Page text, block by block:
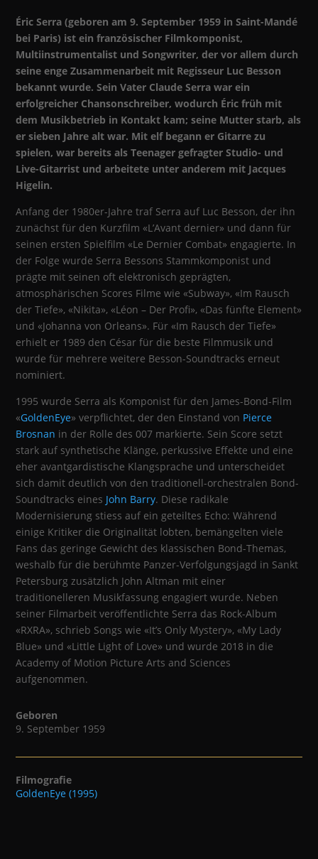
Éric Serra (geboren am 9. September 1959 in Saint-Mandé
bei Paris) ist ein französischer Filmkomponist,
Multiinstrumentalist und Songwriter, der vor allem durch
seine enge Zusammenarbeit mit Regisseur Luc Besson
bekannt wurde. Sein Vater Claude Serra war ein
erfolgreicher Chansonschreiber, wodurch Éric früh mit
dem Musikbetrieb in Kontakt kam; seine Mutter starb, als
er sieben Jahre alt war. Mit elf begann er Gitarre zu
spielen, war bereits als Teenager gefragter Studio- und
Live-Gitarrist und arbeitete unter anderem mit Jacques
Higelin.
Anfang der 1980er-Jahre traf Serra auf Luc Besson, der ihn
zunächst für den Kurzfilm «L’Avant dernier» und dann für
seinen ersten Spielfilm «Le Dernier Combat» engagierte. In
der Folge wurde Serra Bessons Stammkomponist und
prägte mit seinen oft elektronisch geprägten,
atmosphärischen Scores Filme wie «Subway», «Im Rausch
der Tiefe», «Nikita», «Léon – Der Profi», «Das fünfte Element»
und «Johanna von Orleans». Für «Im Rausch der Tiefe»
erhielt er 1989 den César für die beste Filmmusik und
wurde für mehrere weitere Besson-Soundtracks erneut
nominiert.
1995 wurde Serra als Komponist für den James-Bond-Film
«GoldenEye» verpflichtet, der den Einstand von Pierce
Brosnan in der Rolle des 007 markierte. Sein Score setzt
stark auf synthetische Klänge, perkussive Effekte und eine
eher avantgardistische Klangsprache und unterscheidet
sich damit deutlich von den traditionell-orchestralen Bond-
Soundtracks eines John Barry. Diese radikale
Modernisierung stiess auf ein geteiltes Echo: Während
einige Kritiker die Originalität lobten, bemängelten viele
Fans das geringe Gewicht des klassischen Bond-Themas,
weshalb für die berühmte Panzer-Verfolgungsjagd in Sankt
Petersburg zusätzlich John Altman mit einer
traditionelleren Musikfassung engagiert wurde. Neben
seiner Filmarbeit veröffentlichte Serra das Rock-Album
«RXRA», schrieb Songs wie «It’s Only Mystery», «My Lady
Blue» und «Little Light of Love» und wurde 2018 in die
Academy of Motion Picture Arts and Sciences
aufgenommen.
Geboren
9. September 1959
Filmografie
GoldenEye (1995)